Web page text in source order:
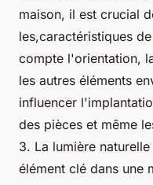
maison, il est crucial
les,caractéristiques
compte l'orientation,
les autres éléments
influencer
des pièces et même
3. La lumière
élément clé dans une